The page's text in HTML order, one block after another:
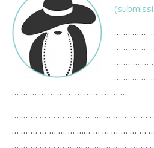
… … … …
… … … …
… … … …
… … … …
… … … … … … … … … … … … …
… … … … … … … … … … … … … … …
… … … … … … … …… … … … … … …
… … … … … … … … … … … … … … …